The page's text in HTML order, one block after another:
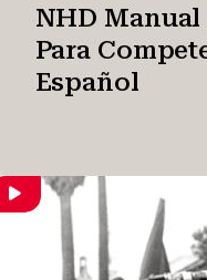
NHD Manual
Para
Español